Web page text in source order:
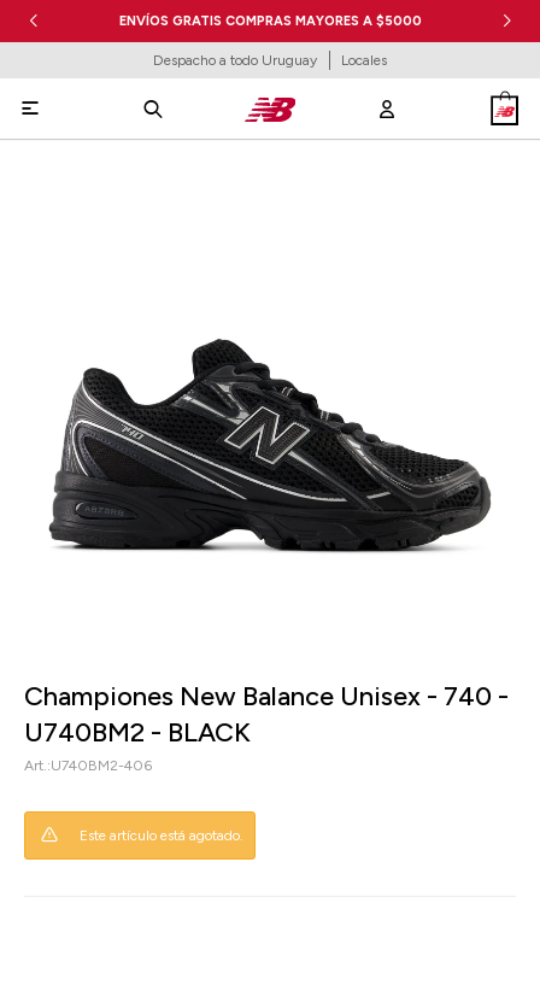
ENVÍOS GRATIS COMPRAS MAYORES A $5000
Despacho a todo Uruguay Locales

Championes New Balance Unisex - 740 -
U740BM2 - BLACK
U740BM2-406
Este artículo está agotado.